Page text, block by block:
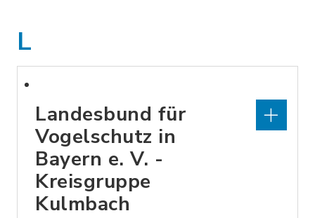
L
Landesbund für
Vogelschutz in
Bayern e. V. -
Kreisgruppe
Kulmbach